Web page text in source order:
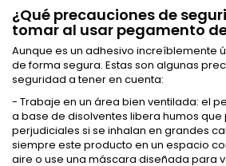
¿Qué precauciones de
tomar al usar pegamento
Aunque es un adhesivo increíblemente
de forma segura. Estas son algunas
seguridad a tener en cuenta:
- Trabaje en un área bien ventilada: el
a base de disolventes libera humos que
perjudiciales si se inhalan en grandes
siempre este producto en un espacio
aire o use una máscara diseñada para